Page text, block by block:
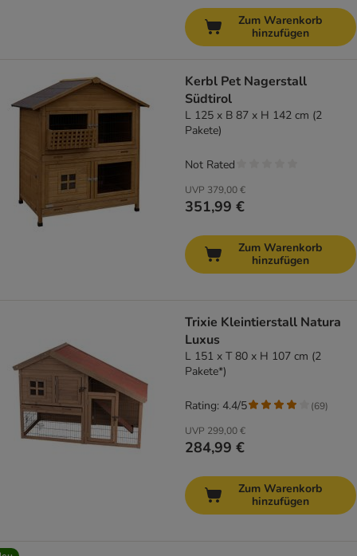
Zum Warenkorb
hinzufügen
Kerbl Pet Nagerstall
Südtirol
L 125 x B 87 x H 142 cm (2
Pakete)
UVP 379,00 €
351,99 €
Not Rated
Zum Warenkorb
hinzufügen
Trixie Kleintierstall Natura
Luxus
L 151 x T 80 x H 107 cm (2
Pakete*)
UVP 299,00 €
284,99 €
Rating: 4.4/5 (69)
Zum Warenkorb
hinzufügen